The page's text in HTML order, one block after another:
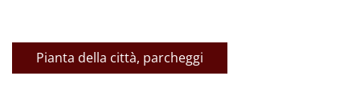
Pianta della città, parcheggi